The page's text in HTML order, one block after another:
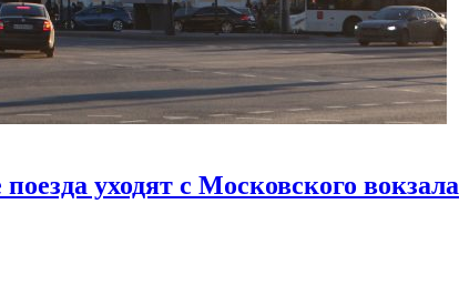
уходят с Московского вокзала